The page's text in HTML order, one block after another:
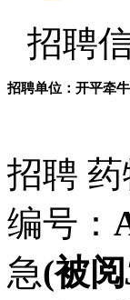
招聘
招聘单位：开平牵
招聘 药
编号：
急(被阅